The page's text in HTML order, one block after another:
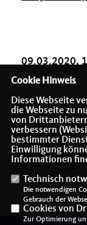
09.03.2020,
Cookie Hinweis
Diese Webseite
die Webseite zu
von
verbessern
bestimmter
Einwilligung
Informationen
Technisch
Die notwendigen
Gebrauch der
Cookies von
Zur Optimierung